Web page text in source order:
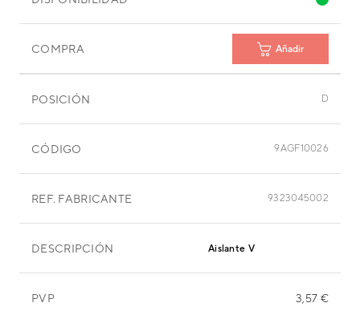
COMPRA Añadir
POSICIÓN D
CÓDIGO 9AGF10026
REF. FABRICANTE 9323045002
DESCRIPCIÓN Aislante V
PVP 3,57 €